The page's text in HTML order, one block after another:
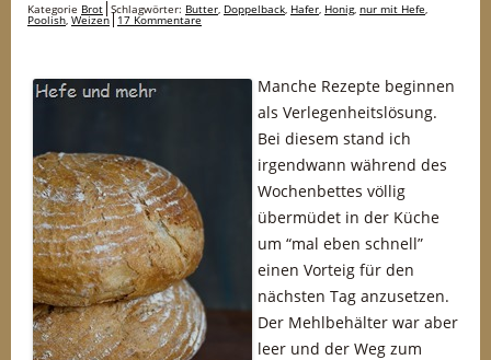
Kategorie Brot Schlagwörter: Butter, Doppelback, Hafer, Honig, nur mit Hefe,
Poolish, Weizen 17 Kommentare
Manche Rezepte beginnen
als Verlegenheitslösung.
Bei diesem stand ich
irgendwann während des
Wochenbettes völlig
übermüdet in der Küche
um “mal eben schnell”
einen Vorteig für den
nächsten Tag anzusetzen.
Der Mehlbehälter war aber
leer und der Weg zum